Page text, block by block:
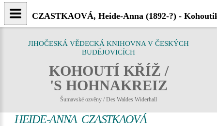
JIHOČESKÁ VĚDECKÁ KNIHOVNA V ČESKÝCH
BUDĚJOVICÍCH
KOHOUTÍ KŘÍŽ /
'S HOHNAKREIZ
Šumavské ozvěny / Des Waldes Widerhall
HEIDE-ANNA CZASTKAOVÁ
CZASTKAOVÁ, Heide-Anna (1892-?) -